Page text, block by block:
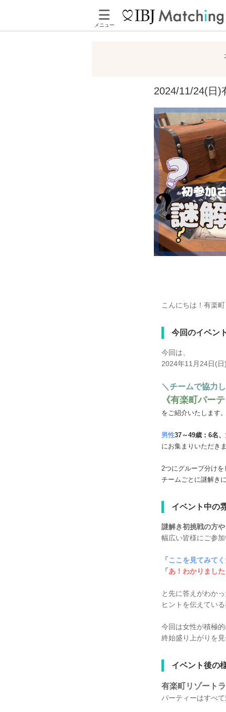
メニュー
2024/11/24(日)
こんにちは！有楽
今回のイベン
今回は、
2024年11月24日(
＼チームで協力
《有楽町パー
をご紹介いたします
男性37～49歳：6名、
にお集まりいただき
2つにグループ分けを
チームごとに謎解き
イベント中の
謎解き初挑戦の方
幅広い皆様にご参
「 ここを見てみて
「 あ！わかりまし
と先に答えがわか
ヒントを伝えてい
今回は女性が積極
終始盛り上がりを
イベント後の
有楽町リゾート
パーティーはすべて